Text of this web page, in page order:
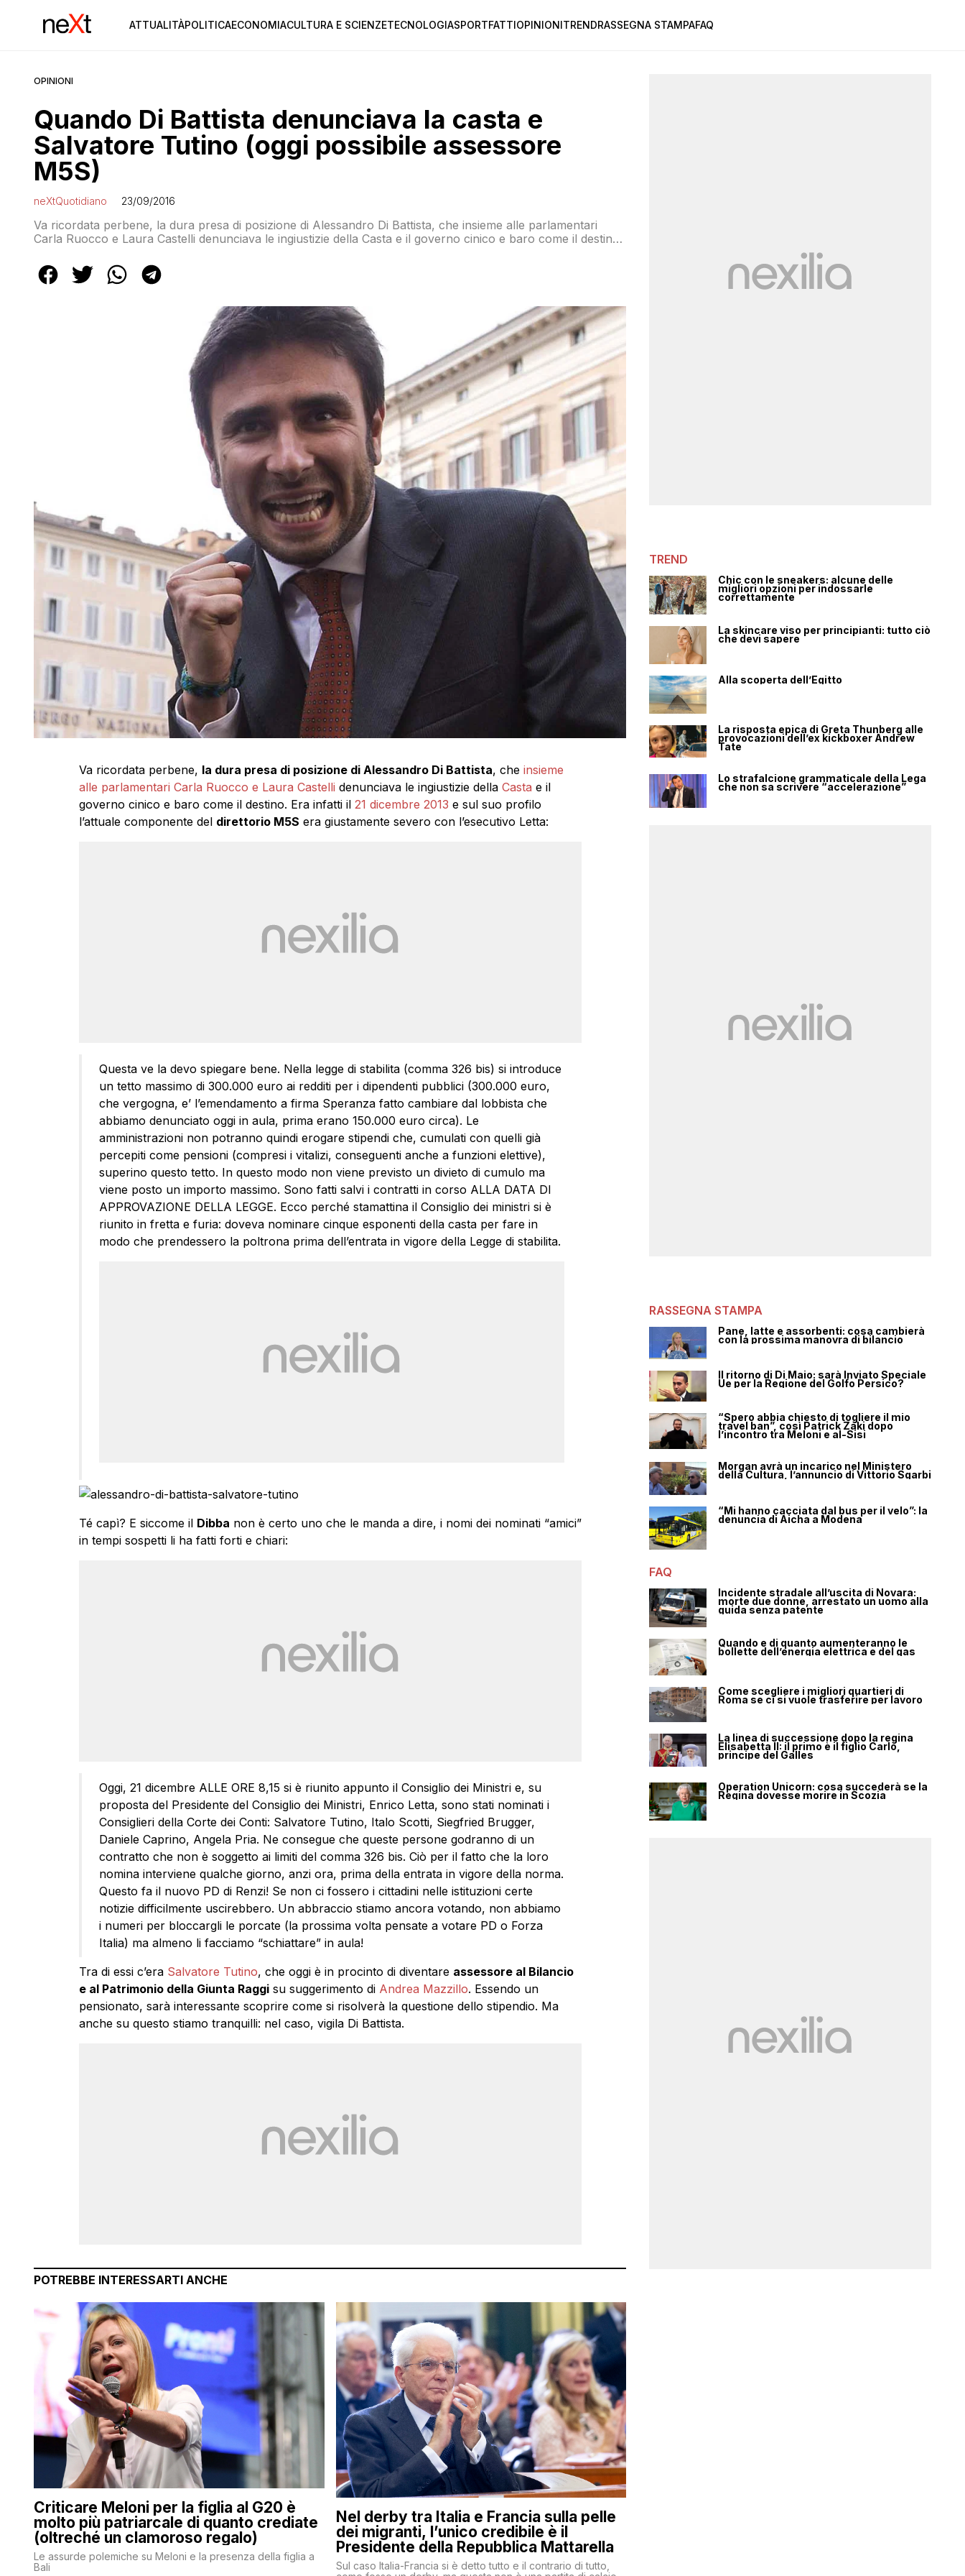
ATTUALITÀPOLITICAECONOMIACULTURA E SCIENZETECNOLOGIASPORTFATTIOPINIONITRENDRASSEGNA STAMPAFAQ
OPINIONI
Quando Di Battista denunciava la casta e
Salvatore Tutino (oggi possibile assessore
M5S)
neXtQuotidiano 23/09/2016
Va ricordata perbene, la dura presa di posizione di Alessandro Di Battista, che insieme alle parlamentari
Carla Ruocco e Laura Castelli denunciava le ingiustizie della Casta e il governo cinico e baro come il destino.
severo con l’esecutivo Letta: Questa […]
Va ricordata perbene, la dura presa di posizione di Alessandro Di Battista, che insieme
alle parlamentari Carla Ruocco e Laura Castelli denunciava le ingiustizie della Casta e il
governo cinico e baro come il destino. Era infatti il 21 dicembre 2013 e sul suo profilo
l’attuale componente del direttorio M5S era giustamente severo con l’esecutivo Letta:
Questa ve la devo spiegare bene. Nella legge di stabilita (comma 326 bis) si introduce
un tetto massimo di 300.000 euro ai redditi per i dipendenti pubblici (300.000 euro,
che vergogna, e’ l’emendamento a firma Speranza fatto cambiare dal lobbista che
abbiamo denunciato oggi in aula, prima erano 150.000 euro circa). Le
amministrazioni non potranno quindi erogare stipendi che, cumulati con quelli già
percepiti come pensioni (compresi i vitalizi, conseguenti anche a funzioni elettive),
superino questo tetto. In questo modo non viene previsto un divieto di cumulo ma
viene posto un importo massimo. Sono fatti salvi i contratti in corso ALLA DATA DI
APPROVAZIONE DELLA LEGGE. Ecco perché stamattina il Consiglio dei ministri si è
riunito in fretta e furia: doveva nominare cinque esponenti della casta per fare in
modo che prendessero la poltrona prima dell’entrata in vigore della Legge di stabilita.
Té capì? E siccome il Dibba non è certo uno che le manda a dire, i nomi dei nominati “amici”
in tempi sospetti li ha fatti forti e chiari:
Oggi, 21 dicembre ALLE ORE 8,15 si è riunito appunto il Consiglio dei Ministri e, su
proposta del Presidente del Consiglio dei Ministri, Enrico Letta, sono stati nominati i
Consiglieri della Corte dei Conti: Salvatore Tutino, Italo Scotti, Siegfried Brugger,
Daniele Caprino, Angela Pria. Ne consegue che queste persone godranno di un
contratto che non è soggetto ai limiti del comma 326 bis. Ciò per il fatto che la loro
nomina interviene qualche giorno, anzi ora, prima della entrata in vigore della norma.
Questo fa il nuovo PD di Renzi! Se non ci fossero i cittadini nelle istituzioni certe
notizie difficilmente uscirebbero. Un abbraccio stiamo ancora votando, non abbiamo
i numeri per bloccargli le porcate (la prossima volta pensate a votare PD o Forza
Italia) ma almeno li facciamo “schiattare” in aula!
Tra di essi c’era Salvatore Tutino, che oggi è in procinto di diventare assessore al Bilancio
e al Patrimonio della Giunta Raggisu suggerimento di Andrea Mazzillo. Essendo un
pensionato, sarà interessante scoprire come si risolverà la questione dello stipendio. Ma
anche su questo stiamo tranquilli: nel caso, vigila Di Battista.
POTREBBE INTERESSARTI ANCHE
Criticare Meloni per la figlia al G20 è
molto più patriarcale di quanto crediate
(oltreché un clamoroso regalo)
Le assurde polemiche su Meloni e la presenza della figlia a
Bali
Nel derby tra Italia e Francia sulla pelle
dei migranti, l’unico credibile è il
Presidente della Repubblica Mattarella
Sul caso Italia-Francia si è detto tutto e il contrario di tutto,
TREND
Chic con le sneakers: alcune delle
migliori opzioni per indossarle
correttamente
La skincare viso per principianti: tutto ciò
che devi sapere
Alla scoperta dell’Egitto
La risposta epica di Greta Thunberg alle
provocazioni dell’ex kickboxer Andrew
Tate
Lo strafalcione grammaticale della Lega
che non sa scrivere “accelerazione”
RASSEGNA STAMPA
Pane, latte e assorbenti: cosa cambierà
con la prossima manovra di bilancio
Il ritorno di Di Maio: sarà Inviato Speciale
Ue per la Regione del Golfo Persico?
“Spero abbia chiesto di togliere il mio
travel ban”, così Patrick Zaki dopo
l’incontro tra Meloni e al-Sisi
Morgan avrà un incarico nel Ministero
della Cultura, l’annuncio di Vittorio Sgarbi
“Mi hanno cacciata dal bus per il velo”: la
denuncia di Aicha a Modena
FAQ
Incidente stradale all’uscita di Novara:
morte due donne, arrestato un uomo alla
guida senza patente
Quando e di quanto aumenteranno le
bollette dell’energia elettrica e del gas
Come scegliere i migliori quartieri di
Roma se ci si vuole trasferire per lavoro
La linea di successione dopo la regina
Elisabetta II: il primo è il figlio Carlo,
principe del Galles
Operation Unicorn: cosa succederà se la
Regina dovesse morire in Scozia